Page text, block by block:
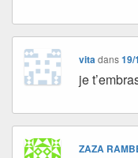
vitadans19/
je
ZAZA